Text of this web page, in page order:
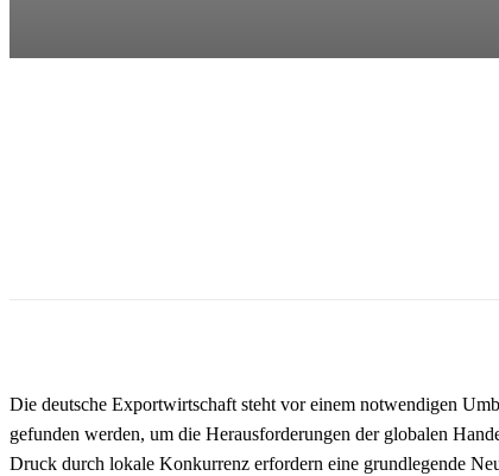
Die deutsche Exportwirtschaft steht vor einem notwendigen
gefunden werden, um die Herausforderungen der globalen
Druck durch lokale Konkurrenz erfordern eine grundlegende